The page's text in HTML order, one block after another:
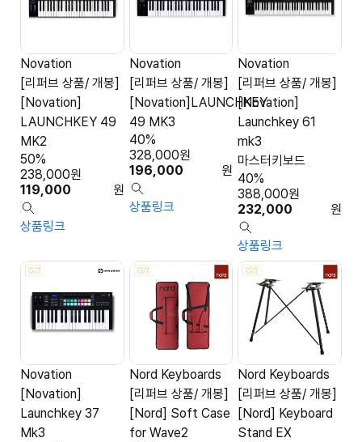
Novation
[리퍼브 상품/ 개봉]
[Novation]
LAUNCHKEY 49
MK2
119,000 원
238,000원
50%
상품링크
Novation
[리퍼브 상품/ 개봉]
[Novation]LAUNCHKEY
49 MK3
196,000 원
328,000원
40%
상품링크
Novation
[리퍼브 상품/ 개봉]
[Novation]
Launchkey 61
mk3
마스터키보드
232,000 원
388,000원
40%
상품링크
Novation
[Novation]
Launchkey 37
Mk3
Nord Keyboards
[리퍼브 상품/ 개봉]
[Nord] Soft Case
for Wave2
Nord Keyboards
[리퍼브 상품/ 개봉]
[Nord] Keyboard
Stand EX